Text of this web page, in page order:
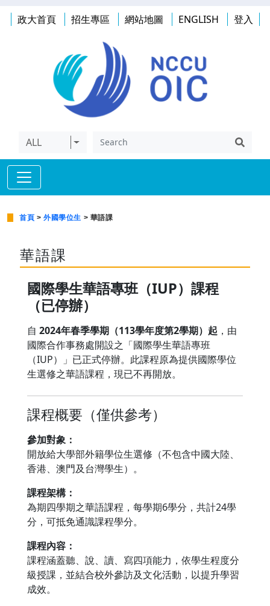
政大首頁 招生專區 網站地圖 ENGLISH 登入
ALL
首頁 >外國學位生 > 華語課
華語課
國際學生華語專班（IUP）課程
（已停辦）
自 2024年春季學期（113學年度第2學期）起 ，由
國際合作事務處開設之「國際學生華語專班
（IUP）」已正式停辦。此課程原為提供國際學位
生選修之華語課程，現已不再開放。
課程概要（僅供參考）
參加對象：
開放給大學部外籍學位生選修（不包含中國大陸、
香港、澳門及台灣學生）。
課程架構：
為期四學期之華語課程，每學期6學分，共計24學
分，可抵免通識課程學分。
課程內容：
課程涵蓋聽、說、讀、寫四項能力，依學生程度分
級授課，並結合校外參訪及文化活動，以提升學習
成效。